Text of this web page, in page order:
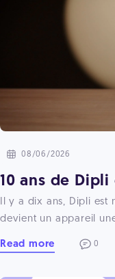
08/06/2026
10 ans de
Il y a dix ans, Dipli est
devient un appareil
Read more 0